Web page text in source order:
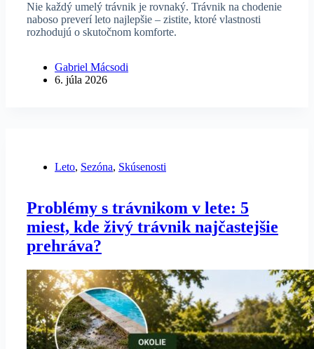
Nie každý umelý trávnik je rovnaký. Trávnik na chodenie
naboso preverí leto najlepšie – zistite, ktoré vlastnosti
rozhodujú o skutočnom komforte.
Gabriel Mácsodi
6. júla 2026
Leto, Sezóna, Skúsenosti
Problémy s trávnikom v lete: 5
miest, kde živý trávnik najčastejšie
prehráva?